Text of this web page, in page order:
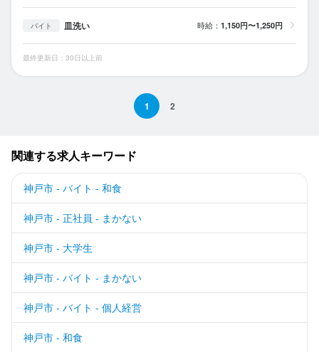
バイト 皿洗い 時給： 1,150円〜1,250円
最終更新日：30日以上前
1 2
関連する求人キーワード
神戸市 - バイト - 和食
神戸市 - 正社員 - まかない
神戸市 - 大学生
神戸市 - バイト - まかない
神戸市 - バイト - 個人経営
神戸市 - 和食